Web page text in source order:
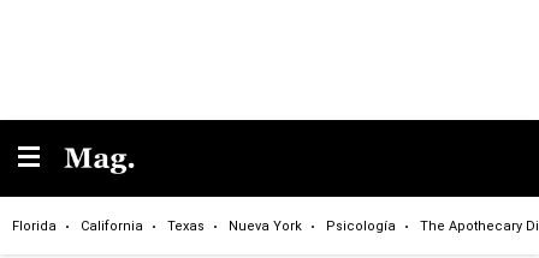
Florida California Texas Nueva York Psicología The Apothecary